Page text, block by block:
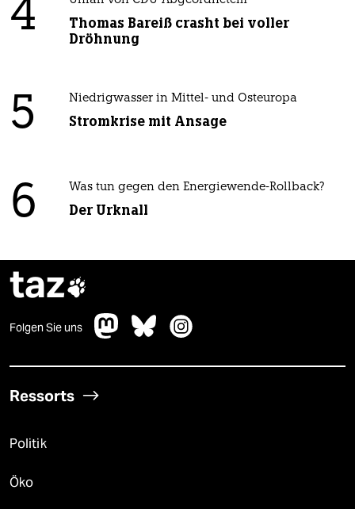
4
Thomas Bareiß crasht bei voller
Dröhnung
5 Niedrigwasser in Mittel- und Osteuropa
Stromkrise mit Ansage
6 Was tun gegen den Energiewende-Rollback?
Der Urknall
taz
Folgen Sie uns
Ressorts
Politik
Öko